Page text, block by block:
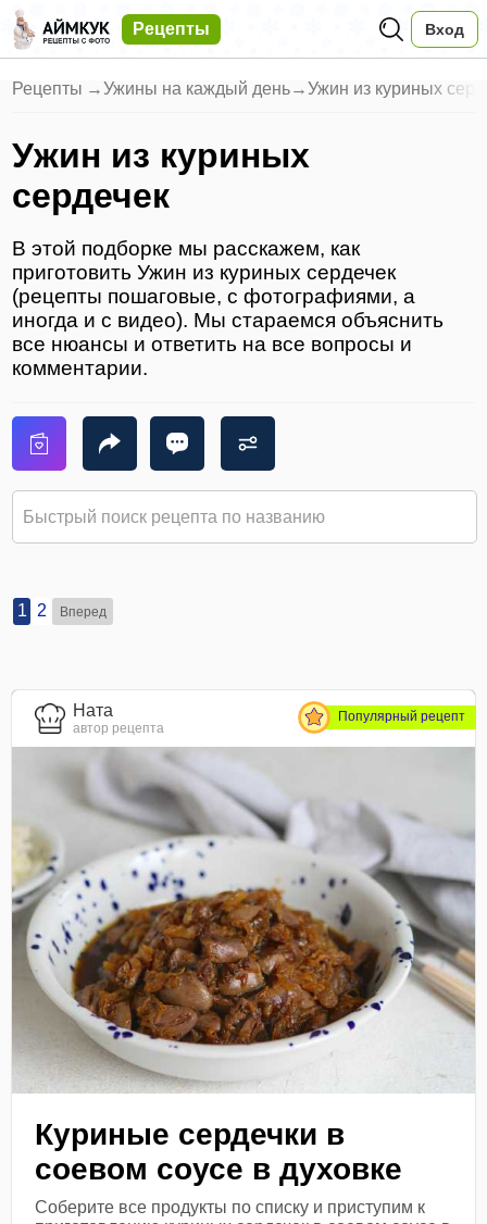
Рецепты Вход
Рецепты →Ужины на каждый день→Ужин из куриных
Ужин из куриных
сердечек
В этой подборке мы расскажем, как
приготовить Ужин из куриных сердечек
(рецепты пошаговые, с фотографиями, а
иногда и с видео). Мы стараемся объяснить
все нюансы и ответить на все вопросы и
комментарии.
1 2 Вперед
Ната
автор рецепта
Популярный рецепт
Куриные сердечки в
соевом соусе в духовке
Соберите все продукты по списку и приступим к